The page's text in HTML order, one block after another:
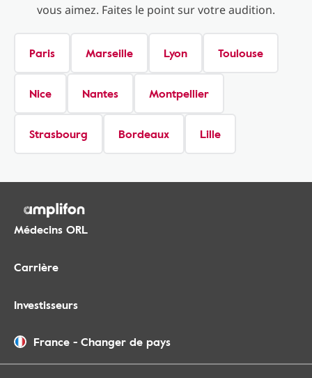
vous aimez. Faites le point sur votre audition.
Paris Marseille Lyon Toulouse
Nice Nantes Montpellier
Strasbourg Bordeaux Lille
Médecins ORL
Carrière
Investisseurs
France - Changer de pays